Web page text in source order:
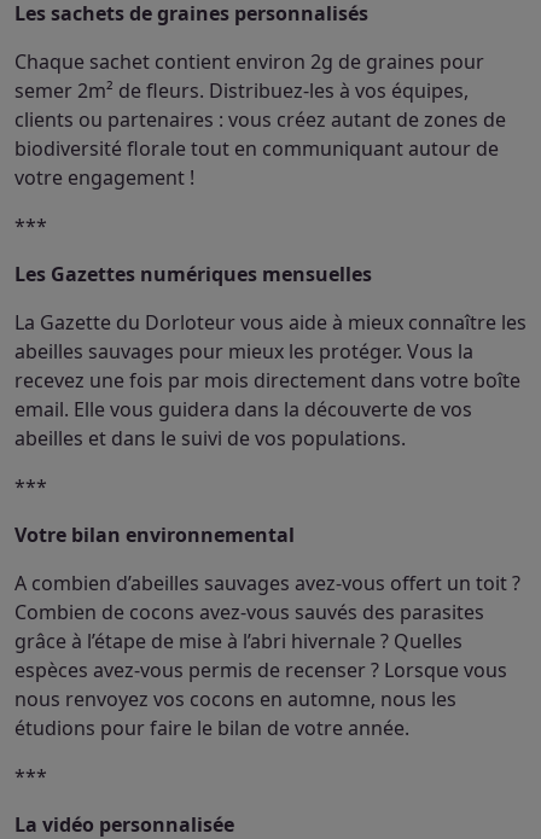
Les sachets de graines personnalisés
Chaque sachet contient environ 2g de graines pour
semer 2m² de fleurs. Distribuez-les à vos équipes,
clients ou partenaires : vous créez autant de zones de
biodiversité florale tout en communiquant autour de
votre engagement !
***
Les Gazettes numériques mensuelles
La Gazette du Dorloteur vous aide à mieux connaître les
abeilles sauvages pour mieux les protéger. Vous la
recevez une fois par mois directement dans votre boîte
email. Elle vous guidera dans la découverte de vos
abeilles et dans le suivi de vos populations.
***
Votre bilan environnemental
A combien d’abeilles sauvages avez-vous offert un toit ?
Combien de cocons avez-vous sauvés des parasites
grâce à l’étape de mise à l’abri hivernale ? Quelles
espèces avez-vous permis de recenser ? Lorsque vous
nous renvoyez vos cocons en automne, nous les
étudions pour faire le bilan de votre année.
***
La vidéo personnalisée